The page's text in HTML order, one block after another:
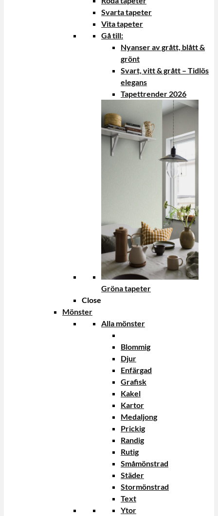
Svarta tapeter
Vita tapeter
Gå till:
Nyanser av grått, blått &
grönt
Svart, vitt & grått – Tidlös
elegans
Tapettrender 2026
Gröna tapeter
Close
Mönster
Alla mönster
Blommig
Djur
Enfärgad
Grafisk
Kakel
Kartor
Medaljong
Prickig
Randig
Rutig
Småmönstrad
Städer
Stormönstrad
Text
Ytor